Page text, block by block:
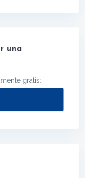
una
gratis: